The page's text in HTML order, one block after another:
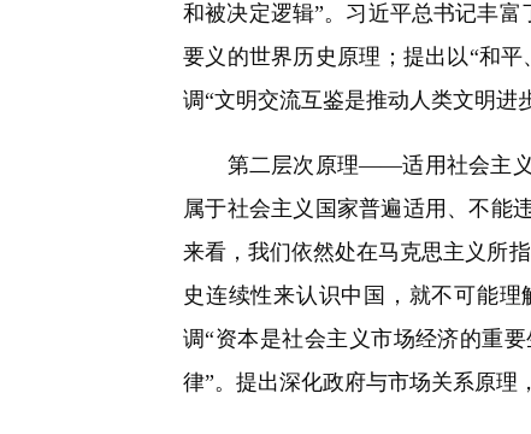
和被决定逻辑”。习近平总书记丰
要义的世界历史原理；提出以“和
调“文明交流互鉴是推动人类文明进
第二层次原理——适用社会主义社
属于社会主义国家普遍适用、不能
来看，我们依然处在马克思主义所
史连续性来认识中国，就不可能
调“资本是社会主义市场经济的重
律”。提出深化政府与市场关系原理